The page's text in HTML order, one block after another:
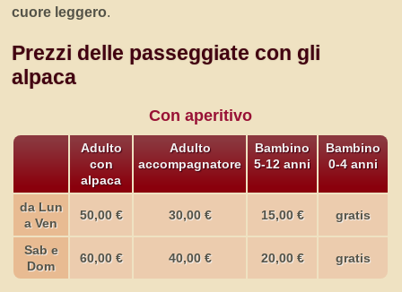
cuore leggero.
Prezzi delle passeggiate con gli
alpaca
Con aperitivo
Adulto
con
alpaca
Adulto
accompagnatore
Bambino
5-12 anni
Bambino
0-4 anni
da Lun
a Ven
50,00 € 30,00 € 15,00 € gratis
Sab e
Dom
60,00 € 40,00 € 20,00 € gratis